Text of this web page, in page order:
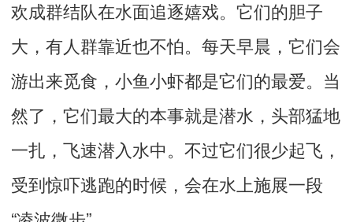
欢成群结队在水面追逐嬉戏。它们的胆子
大，有人群靠近也不怕。每天早晨，它们会
游出来觅食，小鱼小虾都是它们的最爱。当
然了，它们最大的本事就是潜水，头部猛地
一扎，飞速潜入水中。不过它们很少起飞，
受到惊吓逃跑的时候，会在水上施展一段